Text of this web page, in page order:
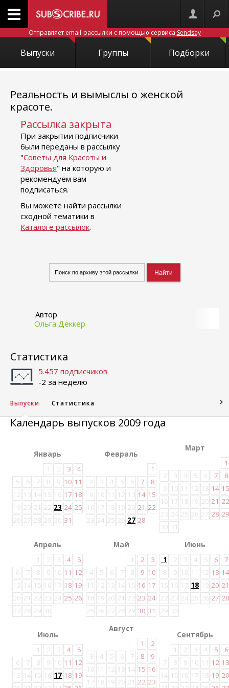
Отправляет email-рассылки с помощью сервиса Sendsay
Выпуски Группы Подборки
Реальность и вымыслы о женской
красоте.
Рассылка закрыта
При закрытии подписчики
были переданы в рассылку
"Советы для Красоты и
Здоровья" на которую и
рекомендуем вам
подписаться.
Вы можете найти рассылки
сходной тематики в
Каталоге рассылок.
Автор
Ольга Деккер
Статистика
5.457 подписчиков
-2 за неделю
Выпуски Статистика
Календарь выпусков 2009 года
Январь
1
2 3
4
5
6 7 8 9 10 11
12 13 14 15 16 17 18
19 20 21 22 23 24 25
26 27 28 29 30 31
Февраль
1
2
3 4 5 6 7
8
9 10 11 12 13 14 15
16 17 18 19 20 21 22
23 24 25 26 27 28
Март
1
2
3 4 5 6 7
8
9 10 11 12 13 14 15
16 17 18 19 20 21 22
23 24 25 26 27 28 29
30 31
Апрель
1
2 3 4
5
6
7 8 9 10 11 12
13 14 15 16 17 18 19
20 21 22 23 24 25 26
27 28 29 30
Май
1
2
3
4
5 6 7 8 9 10
11 12 13 14 15 16 17
18 19 20 21 22 23 24
25 26 27 28 29 30 31
Июнь
1
2 3 4 5 6
7
8
9 10 11 12 13 14
15 16 17 18 19 20 21
22 23 24 25 26 27 28
29 30
Июль
1
2 3 4
5
6
7 8 9 10 11 12
13 14 15 16 17 18 19
Август
1
2
3
4 5 6 7 8
9
10 11 12 13 14 15 16
17 18 19 20 21 22 23
Сентябрь
1
2 3 4 5
6
7
8 9 10 11 12 13
14 15 16 17 18 19 20